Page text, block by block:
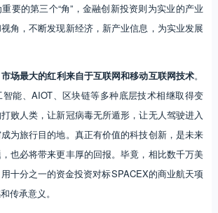
要的第三个“角”，金融创新投资则为实业的产业
角，不断发现新经济，新产业信息，为实业发展
市场最大的红利来自于互联网和移动互联网技术。
能、AIOT、区块链等多种底层技术相继取得变
败人类，让新冠病毒无所遁形，让无人驾驶进入
为旅行目的地。真正有价值的科技创新，是未来
也必将带来更丰厚的回报。毕竟，相比数千万美
十分之一的资金投资对标SPACEX的商业航天项
传承意义。